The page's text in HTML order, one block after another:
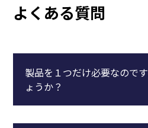
よくある質問
製品を１つだけ必要なので
ょうか？